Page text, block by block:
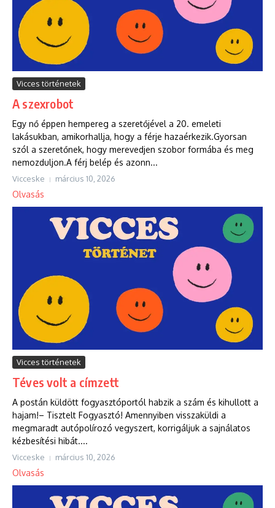
Vicces történetek
A szexrobot
Egy nő éppen hempereg a szeretőjével a 20. emeleti
lakásukban, amikorhallja, hogy a férje hazaérkezik.Gyorsan
szól a szeretőnek, hogy merevedjen szobor formába és meg
nemozduljon.A férj belép és azonn...
Vicceske március 10, 2026
Olvasás
Vicces történetek
Téves volt a címzett
A postán küldött fogyasztóportól habzik a szám és kihullott a
hajam!– Tisztelt Fogyasztó! Amennyiben visszaküldi a
megmaradt autópolírozó vegyszert, korrigáljuk a sajnálatos
kézbesítési hibát....
Vicceske március 10, 2026
Olvasás